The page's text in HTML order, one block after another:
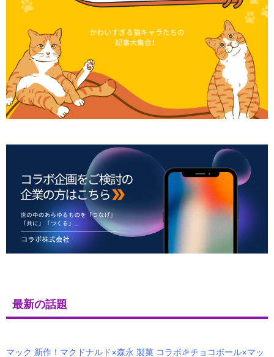
最新の話題
マック 新作！マクドナルド×森永 製菓 コラボ🎉チョコボール×マッ